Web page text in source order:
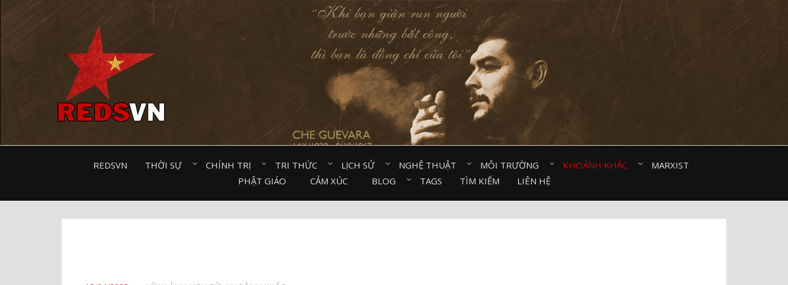
REDSVN THỜI SỰ⠀ CHÍNH TRỊ⠀ TRI THỨC⠀ LỊCH SỬ⠀ NGHỆ THUẬT⠀ MÔI TRƯỜNG⠀ KHOẢNH KHẮC⠀
MARXIST⠀
PHẬT GIÁO⠀
CẢM XÚC⠀ BLOG⠀ TAGS TÌM KIẾM LIÊN HỆ